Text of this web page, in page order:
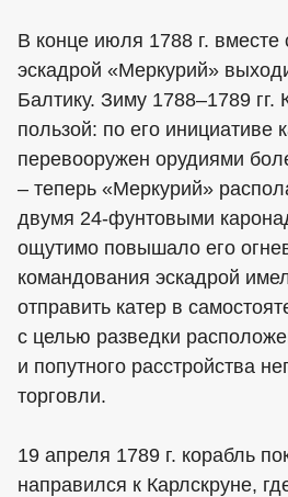
В конце июля 1788 г. вместе
эскадрой «Меркурий»
Балтику. Зиму 1788–1789 гг.
пользой: по его инициативе
перевооружен орудиями
– теперь «Меркурий»
двумя 24-фунтовыми
ощутимо повышало его
командования эскадрой
отправить катер в
с целью разведки
и попутного расстройства
торговли.
19 апреля 1789 г. корабль
направился к Карлскруне,